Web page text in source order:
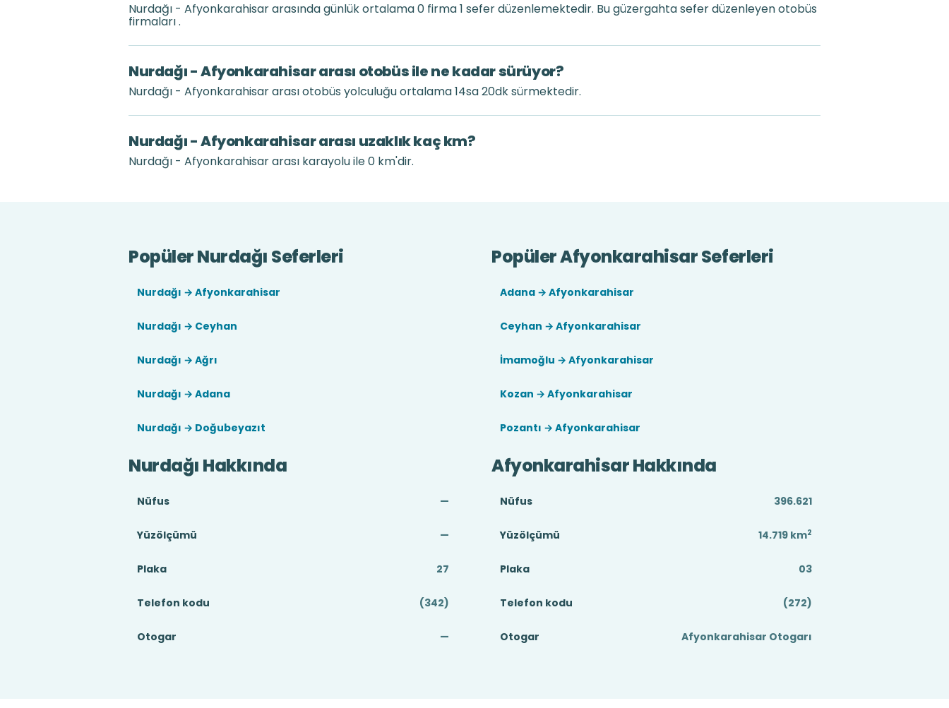
Nurdağı - Afyonkarahisar arasında günlük ortalama 0 firma 1 sefer düzenlemektedir. Bu güzergahta sefer düzenleyen otobüs
firmaları .
Nurdağı - Afyonkarahisar arası otobüs ile ne kadar sürüyor?
Nurdağı - Afyonkarahisar arası otobüs yolculuğu ortalama 14sa 20dk sürmektedir.
Nurdağı - Afyonkarahisar arası uzaklık kaç km?
Nurdağı - Afyonkarahisar arası karayolu ile 0 km'dir.
Popüler Nurdağı Seferleri
Nurdağı → Afyonkarahisar
Nurdağı → Ceyhan
Nurdağı → Ağrı
Nurdağı → Adana
Nurdağı → Doğubeyazıt
Popüler Afyonkarahisar Seferleri
Adana → Afyonkarahisar
Ceyhan → Afyonkarahisar
İmamoğlu → Afyonkarahisar
Kozan → Afyonkarahisar
Pozantı → Afyonkarahisar
Nurdağı Hakkında
Nüfus —
Yüzölçümü —
Plaka 27
Telefon kodu (342)
Otogar —
Afyonkarahisar Hakkında
Nüfus 396.621
Yüzölçümü 14.719 km2
Plaka 03
Telefon kodu (272)
Otogar Afyonkarahisar Otogarı